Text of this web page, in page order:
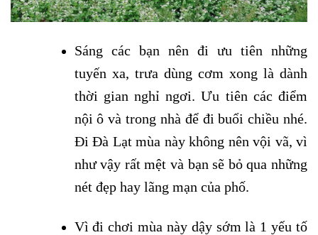
Sáng các bạn nên đi ưu tiên những
tuyến xa, trưa dùng cơm xong là dành
thời gian nghỉ ngơi. Ưu tiên các điểm
nội ô và trong nhà để đi buổi chiều nhé.
Đi Đà Lạt mùa này không nên vội vã, vì
như vậy rất mệt và bạn sẽ bỏ qua những
nét đẹp hay lãng mạn của phố.
Vì đi chơi mùa này dậy sớm là 1 yếu tố